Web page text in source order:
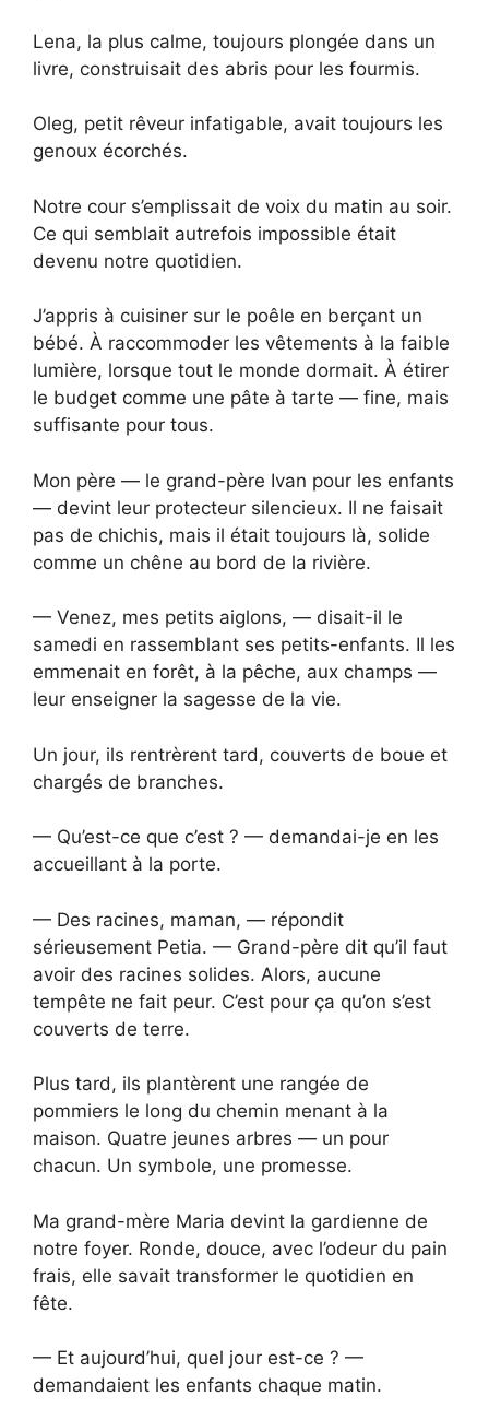
Lena, la plus calme, toujours plongée dans un
livre, construisait des abris pour les fourmis.
Oleg, petit rêveur infatigable, avait toujours les
genoux écorchés.
Notre cour s’emplissait de voix du matin au soir.
Ce qui semblait autrefois impossible était
devenu notre quotidien.
J’appris à cuisiner sur le poêle en berçant un
bébé. À raccommoder les vêtements à la faible
lumière, lorsque tout le monde dormait. À étirer
le budget comme une pâte à tarte — fine, mais
suffisante pour tous.
Mon père — le grand-père Ivan pour les enfants
— devint leur protecteur silencieux. Il ne faisait
pas de chichis, mais il était toujours là, solide
comme un chêne au bord de la rivière.
— Venez, mes petits aiglons, — disait-il le
samedi en rassemblant ses petits-enfants. Il les
emmenait en forêt, à la pêche, aux champs —
leur enseigner la sagesse de la vie.
Un jour, ils rentrèrent tard, couverts de boue et
chargés de branches.
— Qu’est-ce que c’est ? — demandai-je en les
accueillant à la porte.
— Des racines, maman, — répondit
sérieusement Petia. — Grand-père dit qu’il faut
avoir des racines solides. Alors, aucune
tempête ne fait peur. C’est pour ça qu’on s’est
couverts de terre.
Plus tard, ils plantèrent une rangée de
pommiers le long du chemin menant à la
maison. Quatre jeunes arbres — un pour
chacun. Un symbole, une promesse.
Ma grand-mère Maria devint la gardienne de
notre foyer. Ronde, douce, avec l’odeur du pain
frais, elle savait transformer le quotidien en
fête.
— Et aujourd’hui, quel jour est-ce ? —
demandaient les enfants chaque matin.